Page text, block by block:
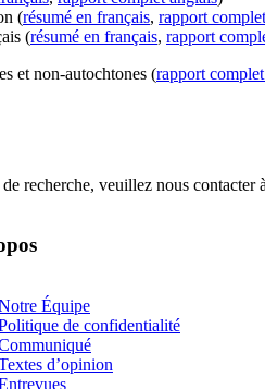
(résumé en français, rapport
(résumé en français, rapport
et non-autochtones (rapport
recherche, veuillez nous contacter à
Équipe
de confidentialité
d’opinion